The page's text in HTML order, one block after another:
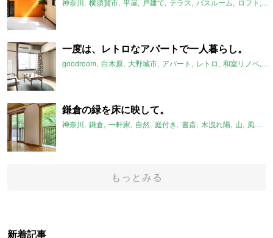
神奈川 横須賀市 平屋 戸建て テラス バスルーム ロフト
一度は、レトロなアパートで一人暮らし。
goodroom 白木原 大野城市 アパート レトロ 和室リノベ
鎌倉の緑を床に映して。
神奈川 鎌倉 一軒家 自然 庭付き 書斎 木洩れ陽 山 風通し
もっとみる
新着記事